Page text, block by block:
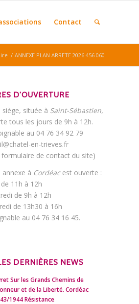
Contact
/ ANNEXE PLAN ARRETE 2026 456 060
D’OUVERTURE
siège, située à Saint-Sébastien,
tous les jours de 9h à 12h.
au 04 76 34 92 79
en-trieves.fr
formulaire de contact du site)
annexe à Cordéacest ouverte :
11h à 12h
de 9h à 12h
de 13h30 à 16h
au 04 76 34 16 45.
DERNIÈRES NEWS
Sur les Grands Chemins de
et de la Liberté. Cordéac
1944 Résistance